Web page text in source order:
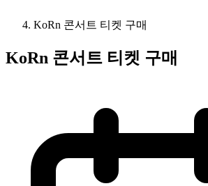
KoRn 콘서트 티켓 구매
KoRn 콘서트 티켓 구매